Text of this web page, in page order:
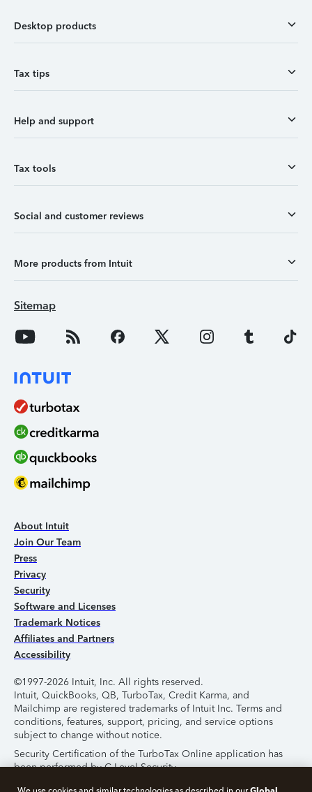
Desktop products
Tax tips
Help and support
Tax tools
Social and customer reviews
More products from Intuit
Sitemap
About Intuit
Join Our Team
Press
Privacy
Security
Software and Licenses
Trademark Notices
Affiliates and Partners
Accessibility
©1997-2026 Intuit, Inc. All rights reserved.
Intuit, QuickBooks, QB, TurboTax, Credit Karma, and
Mailchimp are registered trademarks of Intuit Inc. Terms and
conditions, features, support, pricing, and service options
subject to change without notice.
Security Certification of the TurboTax Online application has
been performed by C-Level Security.
By accessing and using this page you agree to the
Terms of